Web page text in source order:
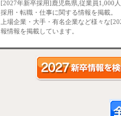
[2027年新卒採用]鹿児島県,従業員1,000
採用・転職・仕事に関する情報を掲載。
上場企業・大手・有名企業など様々な
報情報を掲載しています。